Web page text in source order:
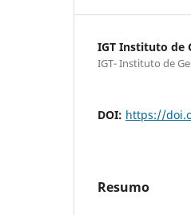
IGT Instituto de
IGT- Instituto de
DOI: https://
Resumo